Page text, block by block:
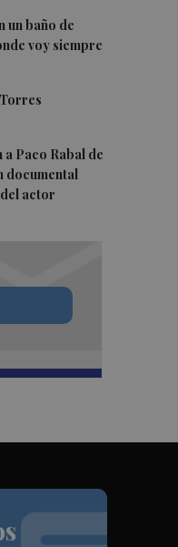
un baño de
voy siempre
Paco Rabal de
documental
del actor